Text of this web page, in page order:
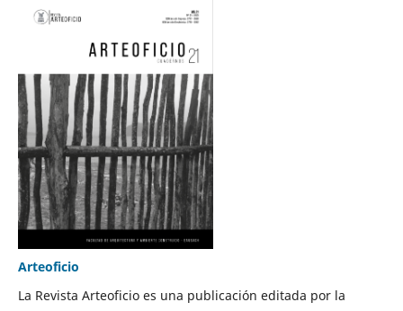
Arteoficio
La Revista Arteoficio es una publicación editada por la